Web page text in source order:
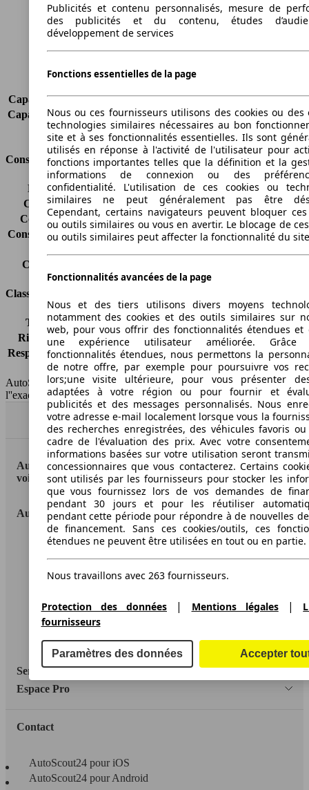
Empattement
2560 mm
Poids maximum
2190 kg
Charge maximale
Portes
5
Capacité de remorquage (sans freins) 750 kg
Capacité de remorquage (avec freins) 2000 kg
Volume du coffre
469 - 552 l
Consommation
Émissions de CO2*
159 g/km (komb.)
Consommation (ville)
7.5 l/100km
Consommation (route)
5.2 l/100km
Consommation (combinée)* 6.0 l/100km
Capacité du réservoir
Classes d'assurance
Tous risques
-
Risques partiels
-
Responsabilité civile -
HSN/TSN
MJT66x2Bxxxx/n.c.
AutoScout24 France SAS décline toute responsabilité concernant
l''exactitude des indications fournies.
Haut
AutoScout24: la plus grande plateforme en ligne de
voitures en Europe
AutoScout24
A propos d'AutoScout24
Protection des données
Accessibility Statement
Service
Espace Pro
Contact
AutoScout24 pour iOS
AutoScout24 pour Android
Publicités et contenu personnalisés, mesure de
des publicités et du contenu, études
développement de services
Fonctions essentielles de la page
Nous ou ces fournisseurs utilisons des cookies ou des
technologies similaires nécessaires au bon
site et à ses fonctionnalités essentielles. Ils sont
utilisés en réponse à l'activité de l'utilisateur pour
fonctions importantes telles que la définition et la
informations de connexion ou des
confidentialité. L'utilisation de ces cookies ou
similaires ne peut généralement pas être
Cependant, certains navigateurs peuvent bloquer ces
ou outils similaires ou vous en avertir. Le blocage de
ou outils similaires peut affecter la fonctionnalité du
Fonctionnalités avancées de la page
Nous et des tiers utilisons divers moyens
notamment des cookies et des outils similaires sur
web, pour vous offrir des fonctionnalités étendues et
une expérience utilisateur améliorée.
fonctionnalités étendues, nous permettons la
de notre offre, par exemple pour poursuivre vos
lors;une visite ultérieure, pour vous présenter
adaptées à votre région ou pour fournir et
publicités et des messages personnalisés. Nous
votre adresse e-mail localement lorsque vous la
des recherches enregistrées, des véhicules favoris
cadre de l'évaluation des prix. Avec votre
informations basées sur votre utilisation seront
concessionnaires que vous contacterez. Certains
sont utilisés par les fournisseurs pour stocker les
que vous fournissez lors de vos demandes de
pendant 30 jours et pour les réutiliser
pendant cette période pour répondre à de nouvelles
de financement. Sans ces cookies/outils, ces
étendues ne peuvent être utilisées en tout ou en partie.
Nous travaillons avec 263 fournisseurs.
Protection des données | Mentions légales|
fournisseurs
Paramètres des données Accepter